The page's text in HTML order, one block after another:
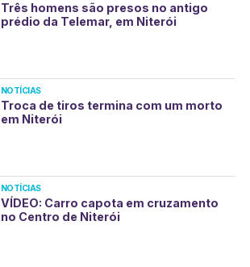
Três homens são presos no antigo
prédio da Telemar, em Niterói
NOTÍCIAS
Troca de tiros termina com um morto
em Niterói
NOTÍCIAS
VÍDEO: Carro capota em cruzamento
no Centro de Niterói